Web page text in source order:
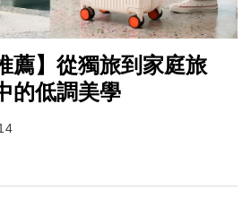
薦】從獨旅到家庭旅
的低調美學